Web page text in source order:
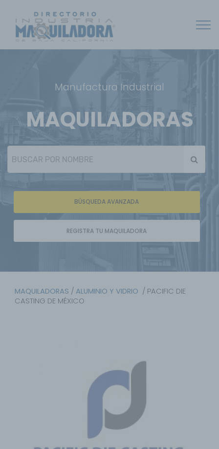
Manufactura Industrial
MAQUILADORAS
BÚSQUEDA AVANZADA
REGISTRA TU MAQUILADORA
MAQUILADORAS / ALUMINIO Y VIDRIO / PACIFIC DIE
CASTING DE MÉXICO